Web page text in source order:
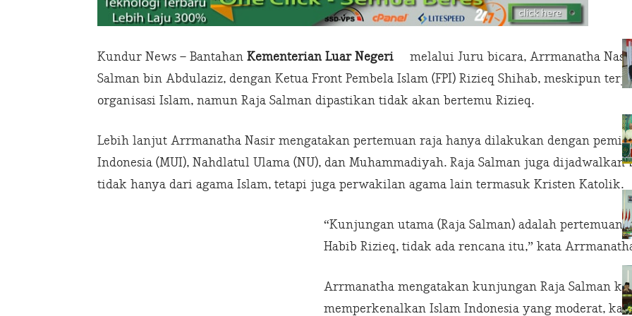
Kundur News – Bantahan Kementerian Luar Negeri melalui Juru bicara, Arrmanatha
Salman bin Abdulaziz, dengan Ketua Front Pembela Islam (FPI) Rizieq Shihab, meskipun
organisasi Islam, namun Raja Salman dipastikan tidak akan bertemu Rizieq.
Lebih lanjut Arrmanatha Nasir mengatakan pertemuan raja hanya dilakukan dengan
Indonesia (MUI), Nahdlatul Ulama (NU), dan Muhammadiyah. Raja Salman juga dijadwalkan
tidak hanya dari agama Islam, tetapi juga perwakilan agama lain termasuk Kristen Katolik.
“Kunjungan utama (Raja Salman) adalah
Habib Rizieq, tidak ada rencana itu,” kata
Arrmanatha mengatakan kunjungan Raja Salman
memperkenalkan Islam Indonesia yang moderat,